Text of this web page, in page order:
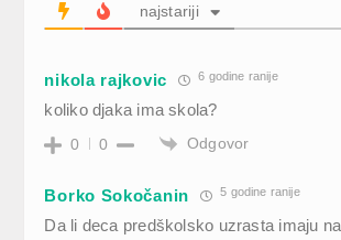
najstariji
nikola rajkovic 6 godine ranije
koliko djaka ima skola?
0 0 Odgovor
Borko Sokočanin 5 godine ranije
Da li deca predškolsko uzrasta imaju